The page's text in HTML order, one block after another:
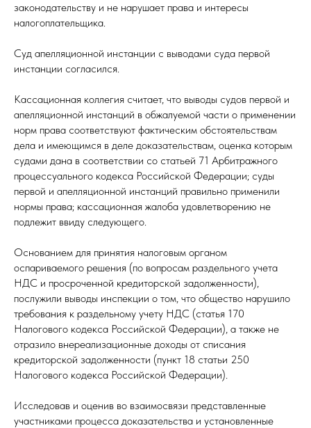
законодательству и не нарушает права и интересы
налогоплательщика.
Суд апелляционной инстанции с выводами суда первой
инстанции согласился.
Кассационная коллегия считает, что выводы судов первой и
апелляционной инстанций в обжалуемой части о применении
норм права соответствуют фактическим обстоятельствам
дела и имеющимся в деле доказательствам, оценка которым
судами дана в соответствии со статьей 71 Арбитражного
процессуального кодекса Российской Федерации; суды
первой и апелляционной инстанций правильно применили
нормы права; кассационная жалоба удовлетворению не
подлежит ввиду следующего.
Основанием для принятия налоговым органом
оспариваемого решения (по вопросам раздельного учета
НДС и просроченной кредиторской задолженности),
послужили выводы инспекции о том, что общество нарушило
требования к раздельному учету НДС (статья 170
Налогового кодекса Российской Федерации), а также не
отразило внереализационные доходы от списания
кредиторской задолженности (пункт 18 статьи 250
Налогового кодекса Российской Федерации).
Исследовав и оценив во взаимосвязи представленные
участниками процесса доказательства и установленные